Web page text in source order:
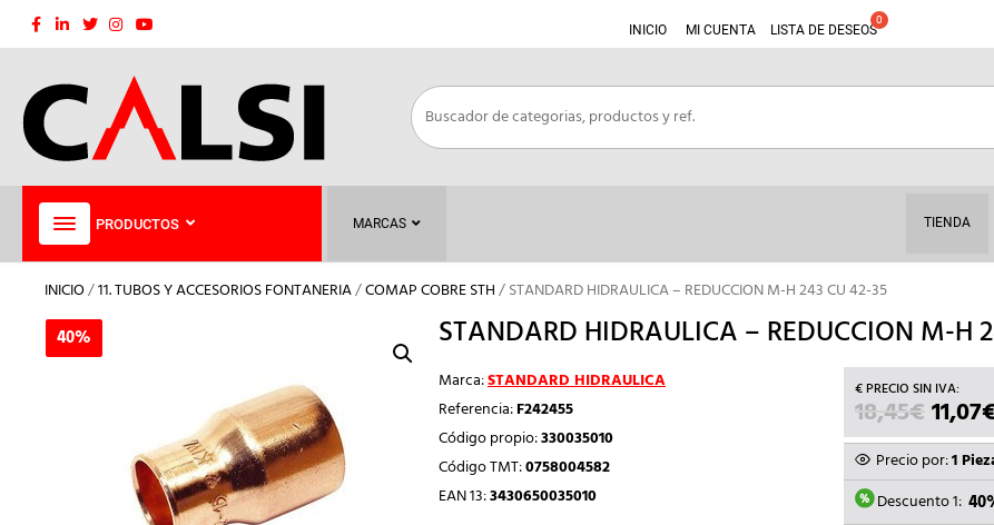
Saltar
INICIO MI CUENTA LISTA DE DESEOS
PRODUCTOS MARCAS TIENDA
INICIO/11. TUBOS Y ACCESORIOS FONTANERIA/COMAP COBRE STH/ STANDARD HIDRAULICA – REDUCCION M-H 243 CU 42-35
40% STANDARD HIDRAULICA – REDUCCION M-H
Marca:STANDARD HIDRAULICA
Referencia:F242455
Código propio:330035010
Código TMT:0758004582
EAN 13:3430650035010
18,45€ EL
ERA:
11,07
Precio por:1
Descuento 1:
40%